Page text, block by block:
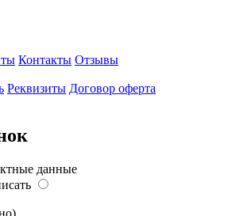
Контакты Отзывы
Реквизиты Договор оферта
данные